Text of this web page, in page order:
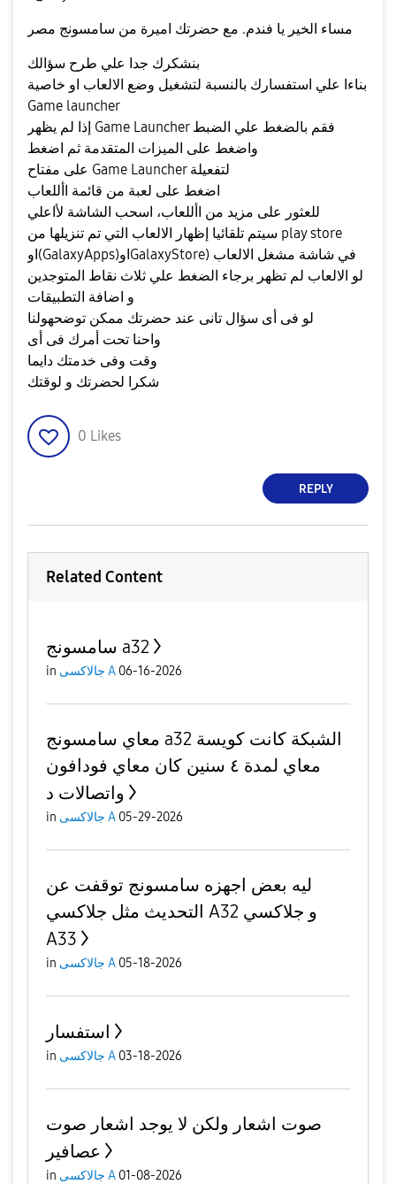
مساء الخير يا فندم. مع حضرتك اميرة من سامسونج مصر
بنشكرك جدا علي طرح سؤالك
بناءا علي استفسارك بالنسبة لتشغيل وضع الالعاب او خاصية
Game launcher
إذا لم يظهر Game Launcher فقم بالضغط علي الضبط
واضغط على الميزات المتقدمة ثم اضغط
على مفتاح Game Launcher لتفعيلة
اضغط على لعبة من قائمة األلعاب
للعثور على مزيد من األلعاب، اسحب الشاشة لأاعلي
سيتم تلقائيا إظهار الالعاب التي تم تنزيلها من play store
او(GalaxyApps)اوGalaxyStore) في شاشة مشغل الالعاب
لو الالعاب لم تظهر برجاء الضغط علي ثلاث نقاط المتوجدين
و اضافة التطبيقات
لو فى أى سؤال تانى عند حضرتك ممكن توضحهولنا
واحنا تحت أمرك فى أى
وقت وفى خدمتك دايما
شكرا لحضرتك و لوقتك
0 Likes
REPLY
Related Content
سامسونج a32
in جالاكسى A 06-16-2026
معاي سامسونج a32 الشبكة كانت كويسة
معاي لمدة ٤ سنين كان معاي فودافون
واتصالات د
in جالاكسى A 05-29-2026
ليه بعض اجهزه سامسونج توقفت عن
التحديث مثل جلاكسي A32 و جلاكسي
A33
in جالاكسى A 05-18-2026
استفسار
in جالاكسى A 03-18-2026
صوت اشعار ولكن لا يوجد اشعار صوت
عصافير
in جالاكسى A 01-08-2026